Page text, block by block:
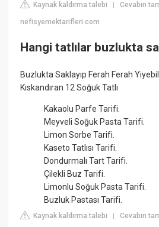
Kaynak kaldırma talebi |Cevabın
nefisyemektarifleri.com
Hangi tatlılar buzlukta
Buzlukta Saklayıp Ferah Ferah
Kıskandıran 12 Soğuk Tatlı
Kakaolu Parfe Tarifi.
Meyveli Soğuk Pasta Tarifi.
Limon Sorbe Tarifi.
Kaseto Tatlısı Tarifi.
Dondurmalı Tart Tarifi.
Çilekli Buz Tarifi.
Limonlu Soğuk Pasta Tarifi.
Buzluk Pastası Tarifi.
Kaynak kaldırma talebi |Cevabın